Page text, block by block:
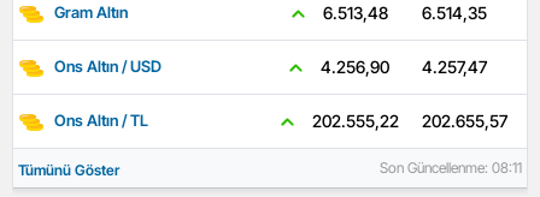
Gram Altın 6.513,48 6.514,35
Ons Altın / USD 4.256,90 4.257,47
Ons Altın / TL 202.555,22 202.655,57
Tümünü Göster Son Güncellenme: 08:11